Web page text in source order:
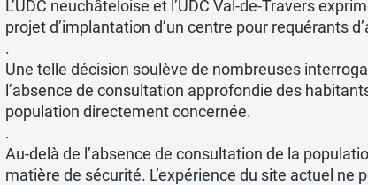
L’UDC neuchâteloise et l’UDC Val-de-Travers
projet d’implantation d’un centre pour requérants
.
Une telle décision soulève de nombreuses
l’absence de consultation approfondie des
population directement concernée.
.
Au-delà de l’absence de consultation de la
matière de sécurité. L’expérience du site actuel